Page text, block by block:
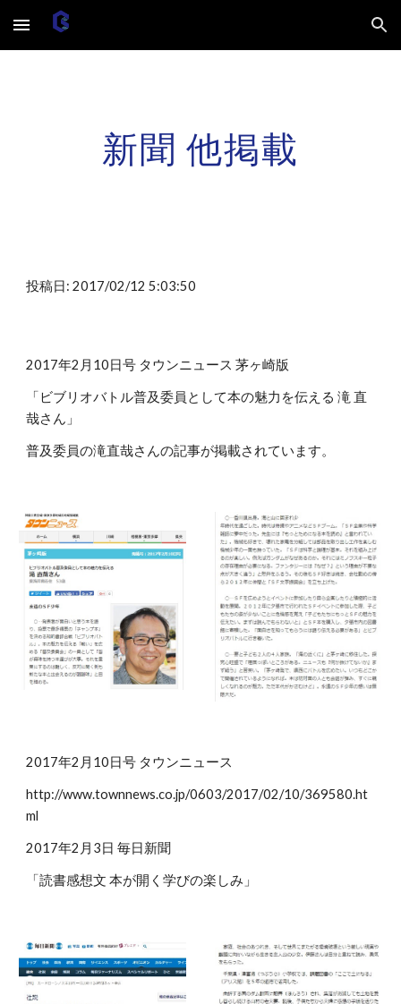
Skip to main content Skip to navigation
新聞 他掲載
投稿日: 2017/02/12 5:03:50
2017年2月10日号 タウンニュース 茅ヶ崎版
「ビブリオバトル普及委員として本の魅力を伝える 滝 直
哉さん」
普及委員の滝直哉さんの記事が掲載されています。
2017年2月10日号 タウンニュース
http://www.townnews.co.jp/0603/2017/02/10/369580.ht
ml
2017年2月3日 毎日新聞
「読書感想文 本が開く学びの楽しみ」